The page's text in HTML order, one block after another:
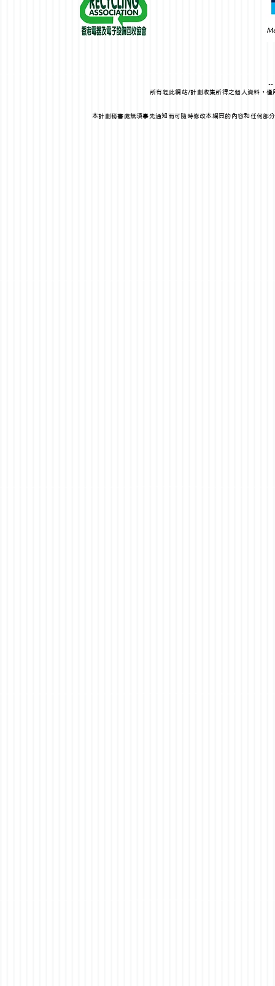
--
所有經此網站/計劃收集所得之個人資料，
本計劃秘書處無須事先通知而可隨時修改本網頁的內容和任何部